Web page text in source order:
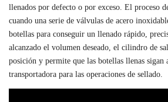
llenados por defecto o por exceso. El proceso
cuando una serie de válvulas de acero
botellas para conseguir un llenado rápido,
alcanzado el volumen deseado, el cilindro de
posición y permite que las botellas llenas sigan
transportadora para las operaciones de sellado.